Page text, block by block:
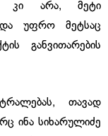
კი არა, მეტი
და უფრო მეტსაც
განვითარების
თავად
ინა სიხარულიძე